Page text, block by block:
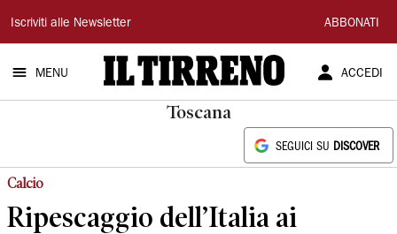
Il
Tirreno
Iscriviti alle Newsletter ABBONATI
MENU ACCEDI
Toscana
SEGUICI SU DISCOVER
Calcio
Ripescaggio dell’Italia ai